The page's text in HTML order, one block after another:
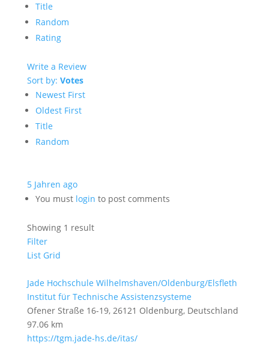
Title
Random
Rating
Write a Review
Sort by: Votes
Newest First
Oldest First
Title
Random
5 Jahren ago
You must login to post comments
Showing 1 result
Filter
List Grid
Jade Hochschule Wilhelmshaven/Oldenburg/Elsfleth
Institut für Technische Assistenzsysteme
Ofener Straße 16-19, 26121 Oldenburg, Deutschland
97.06 km
https://tgm.jade-hs.de/itas/